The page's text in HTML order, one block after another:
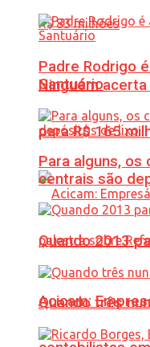
Ninguém
para R$ 165
Acicam:
Padre Rodrigo
Santuário
Para alguns, os
centrais são
Quando 2013
Quando três